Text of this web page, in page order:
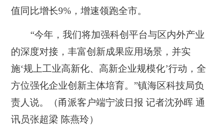
值同比增长9%，增速领跑全市。
“今年，我们将加强科创平台与区内外产业
的深度对接，丰富创新成果应用场景，并实
施‘规上工业高新化、高新企业规模化’行动，全
方位强化企业创新主体培育。”镇海区科技局负
责人说。
（甬派客户端宁波日报记者沈孙晖 通
讯员张超梁 陈燕玲）